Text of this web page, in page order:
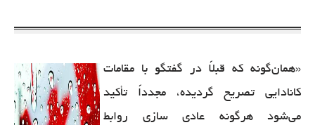
«همان‌گونه که قبلاً در گفتگو با مقامات
کانادایی تصریح گردیده، مجدداً تأکید
می‌شود هرگونه عادی سازی روابط